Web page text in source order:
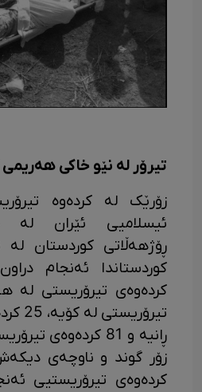
تیرۆر لە نێو خاکی
زۆرێک لە کردەوە
ئیسلامیی ئێران لە
ڕۆژهەڵاتی کوردستان
ڕانیە و 81 کردەوەی
زۆر گوند و ناوچەی
کردەوەی تیرۆریستیی